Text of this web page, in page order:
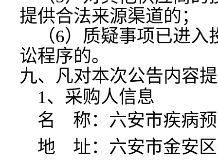
提供合法来源渠道的；
（6）质疑事项已进入
讼程序的。
九、凡对本次公告内容
1、采购人信息
名
称：六安市疾病
地
址：六安市金安